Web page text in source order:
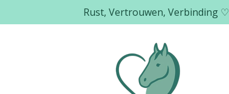
Rust, Vertrouwen, Verbinding ♡